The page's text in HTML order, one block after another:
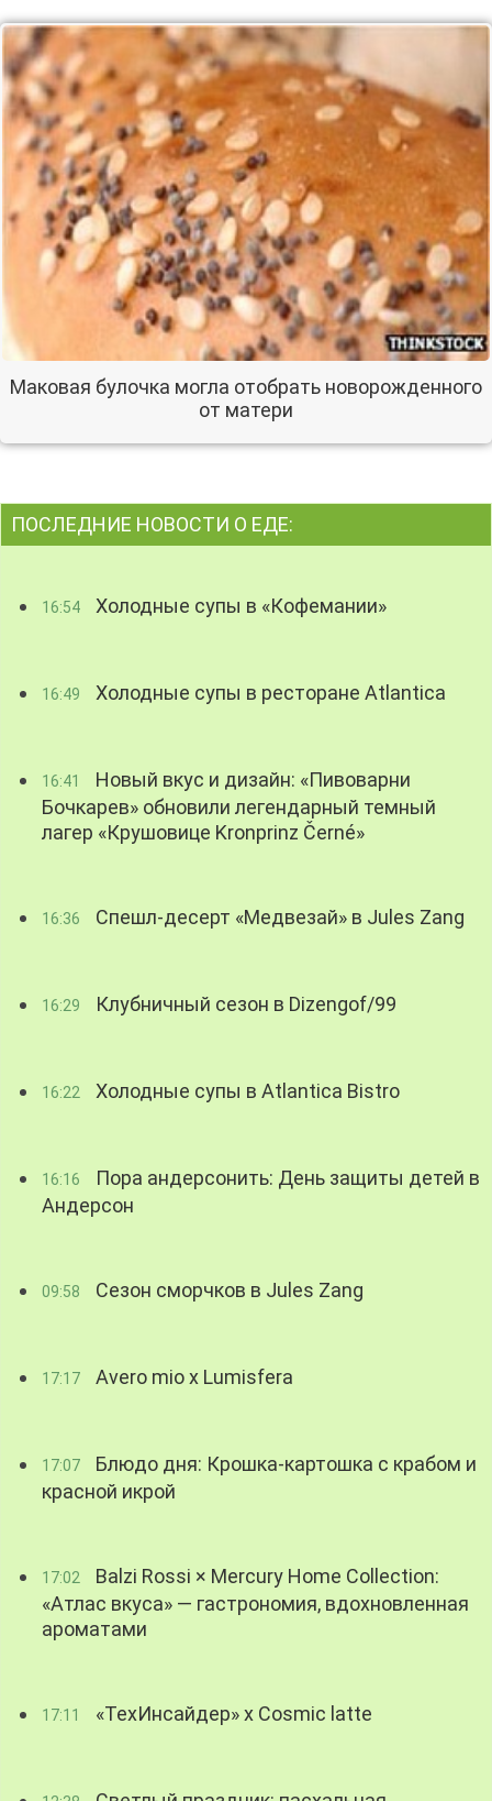
Маковая булочка могла отобрать новорожденного
от матери
ПОСЛЕДНИЕ НОВОСТИ О ЕДЕ:
16:54 Холодные супы в «Кофемании»
16:49 Холодные супы в ресторане Atlantica
16:41
Новый вкус и дизайн: «Пивоварни
Бочкарев» обновили легендарный темный
лагер «Крушовице Kronprinz Černé»
16:36 Спешл-десерт «Медвезай» в Jules Zang
16:29 Клубничный сезон в Dizengof/99
16:22 Холодные супы в Atlantica Bistro
16:16
Пора андерсонить: День защиты детей в
Андерсон
09:58 Сезон сморчков в Jules Zang
17:17 Avero mio x Lumisfera
17:07
Блюдо дня: Крошка-картошка с крабом и
красной икрой
17:02
Balzi Rossi × Mercury Home Collection:
«Атлас вкуса» — гастрономия, вдохновленная
ароматами
17:11 «ТехИнсайдер» х Cosmic latte